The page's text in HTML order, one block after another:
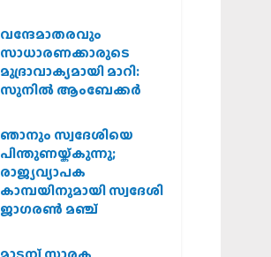
വന്ദേമാതരവും
സാധാരണക്കാരുടെ
മുദ്രാവാക്യമായി മാറി:
സുനിൽ ആംബേക്കർ
ഞാനും സ്വദേശിയെ
പിന്തുണയ്ക്കുന്നു;
രാജ്യവ്യാപക
കാമ്പയിനുമായി സ്വദേശി
ജാഗരണ്‍ മഞ്ച്